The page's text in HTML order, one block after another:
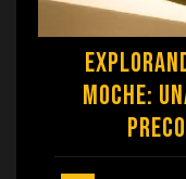
Moche: